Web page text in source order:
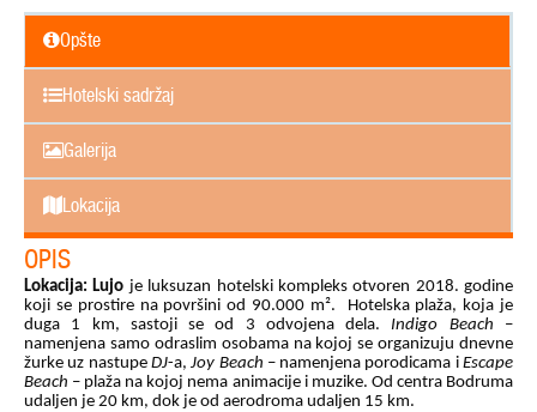
Opšte
Hotelski sadržaj
Galerija
Lokacija
OPIS
Lokacija: Lujo je luksuzan hotelski kompleks otvoren 2018. godine
koji se prostire na površini od 90.000 m².
Hotelska plaža, koja je
duga 1 km, sastoji se od 3 odvojena dela. Indigo Beach –
namenjena samo odraslim osobama na kojoj se organizuju dnevne
žurke uz nastupe DJ-a,Joy Beach – namenjena porodicama iEscape
Beach – plaža na kojoj nema animacije i muzike. Od centra Bodruma
udaljen je 20 km, dok je od aerodroma udaljen 15 km.